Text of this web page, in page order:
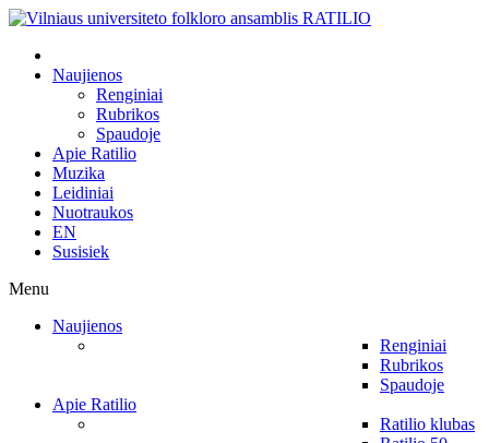
Naujienos
Renginiai
Rubrikos
Spaudoje
Apie Ratilio
Muzika
Leidiniai
Nuotraukos
EN
Susisiek
Menu
Naujienos
Renginiai
Rubrikos
Spaudoje
Apie Ratilio
Ratilio klubas